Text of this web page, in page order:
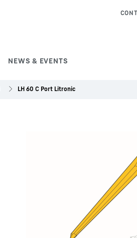
NEWS & EVENTS
LH 60 C Port Litronic